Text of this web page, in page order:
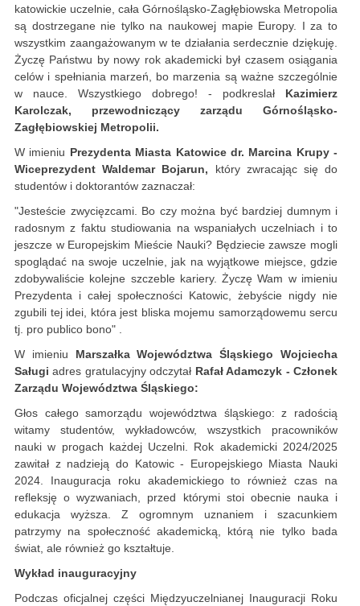
katowickie uczelnie, cała Górnośląsko-Zagłębiowska Metropolia
są dostrzegane nie tylko na naukowej mapie Europy. I za to
wszystkim zaangażowanym w te działania serdecznie dziękuję.
Życzę Państwu by nowy rok akademicki był czasem osiągania
celów i spełniania marzeń, bo marzenia są ważne szczególnie
w nauce. Wszystkiego dobrego! - podkreslał Kazimierz
Karolczak, przewodniczący zarządu Górnośląsko-
Zagłębiowskiej Metropolii.
W imieniu Prezydenta Miasta Katowice dr. Marcina Krupy -
Wiceprezydent Waldemar Bojarun, który zwracając się do
studentów i doktorantów zaznaczał:
"Jesteście zwycięzcami. Bo czy można być bardziej dumnym i
radosnym z faktu studiowania na wspaniałych uczelniach i to
jeszcze w Europejskim Mieście Nauki? Będziecie zawsze mogli
spoglądać na swoje uczelnie, jak na wyjątkowe miejsce, gdzie
zdobywaliście kolejne szczeble kariery. Życzę Wam w imieniu
Prezydenta i całej społeczności Katowic, żebyście nigdy nie
zgubili tej idei, która jest bliska mojemu samorządowemu sercu
tj. pro publico bono" .
W imieniu Marszałka Województwa Śląskiego Wojciecha
Saługi adres gratulacyjny odczytał Rafał Adamczyk - Członek
Zarządu Województwa Śląskiego:
Głos całego samorządu województwa śląskiego: z radością
witamy studentów, wykładowców, wszystkich pracowników
nauki w progach każdej Uczelni. Rok akademicki 2024/2025
zawitał z nadzieją do Katowic - Europejskiego Miasta Nauki
2024. Inauguracja roku akademickiego to również czas na
refleksję o wyzwaniach, przed którymi stoi obecnie nauka i
edukacja wyższa. Z ogromnym uznaniem i szacunkiem
patrzymy na społeczność akademicką, którą nie tylko bada
świat, ale również go kształtuje.
Wykład inauguracyjny
Podczas oficjalnej części Międzyuczelnianej Inauguracji Roku